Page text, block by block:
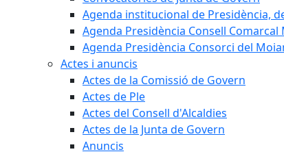
Agenda institucional de Presidència,
Agenda Presidència Consell Comarcal
Agenda Presidència Consorci del
Actes i anuncis
Actes de la Comissió de Govern
Actes de Ple
Actes del Consell d'Alcaldies
Actes de la Junta de Govern
Anuncis